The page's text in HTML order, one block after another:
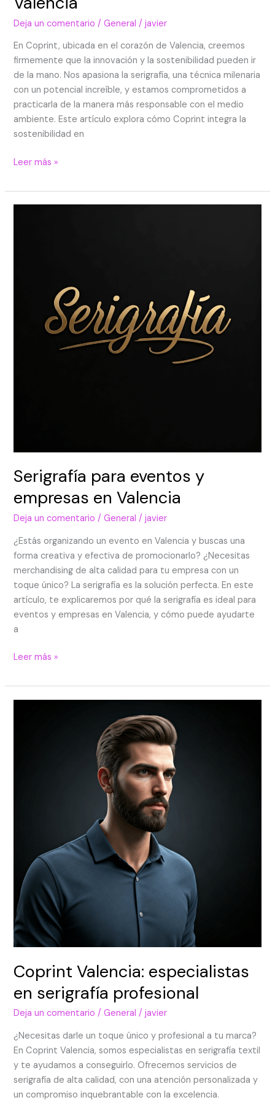
Deja un comentario /General /javier
En Coprint, ubicada en el corazón de Valencia, creemos
firmemente que la innovación y la sostenibilidad pueden ir
de la mano. Nos apasiona la serigrafía, una técnica milenaria
con un potencial increíble, y estamos comprometidos a
practicarla de la manera más responsable con el medio
ambiente. Este artículo explora cómo Coprint integra la
sostenibilidad en
Leer más »
Serigrafía para eventos y
empresas en Valencia
Deja un comentario /General /javier
¿Estás organizando un evento en Valencia y buscas una
forma creativa y efectiva de promocionarlo? ¿Necesitas
merchandising de alta calidad para tu empresa con un
toque único? La serigrafía es la solución perfecta. En este
artículo, te explicaremos por qué la serigrafía es ideal para
eventos y empresas en Valencia, y cómo puede ayudarte
a
Leer más »
Coprint Valencia: especialistas
en serigrafía profesional
Deja un comentario /General /javier
¿Necesitas darle un toque único y profesional a tu marca?
En Coprint Valencia, somos especialistas en serigrafía textil
y te ayudamos a conseguirlo. Ofrecemos servicios de
serigrafía de alta calidad, con una atención personalizada y
un compromiso inquebrantable con la excelencia.